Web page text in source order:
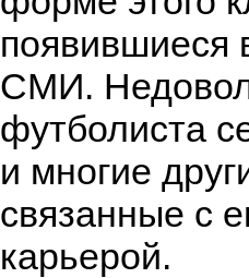
появившиеся
СМИ.
футболиста
и многие
связанные с
карьерой.